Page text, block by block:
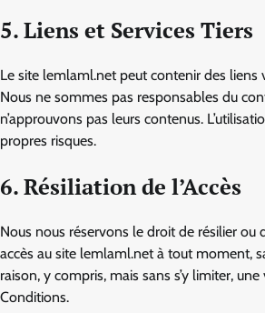
5. Liens et Services Tiers
Le site lemlaml.net peut contenir des liens
Nous ne sommes pas responsables du
n’approuvons pas leurs contenus.
propres risques.
6. Résiliation de l’Accès
Nous nous réservons le droit de résilier ou
accès au site lemlaml.net à tout moment,
raison, y compris, mais sans s’y limiter,
Conditions.